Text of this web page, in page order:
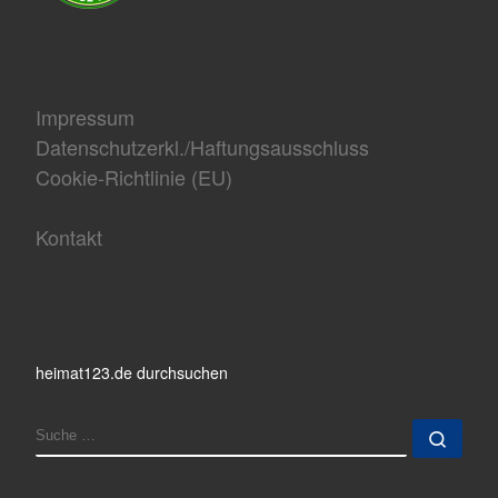
Impressum
Datenschutzerkl./Haftungsausschluss
Cookie-Richtlinie (EU)
Kontakt
heimat123.de durchsuchen
SUCHE